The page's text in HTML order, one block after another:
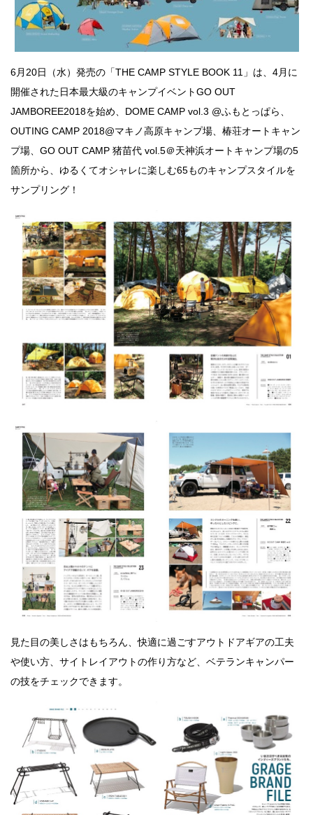
6月20日（水）発売の「THE CAMP STYLE BOOK 11」は、4月に
開催された日本最大級のキャンプイベントGO OUT
JAMBOREE2018を始め、DOME CAMP vol.3 @ふもとっぱら、
OUTING CAMP 2018@マキノ高原キャンプ場、椿荘オートキャン
プ場、GO OUT CAMP 猪苗代 vol.5＠天神浜オートキャンプ場の5
箇所から、 ゆるくてオシャレに楽しむ65ものキャンプスタイルを
サンプリング！
見た目の美しさはもちろん、快適に過ごすアウトドアギアの工夫
や使い方、サイトレイアウトの作り方など、ベテランキャンパー
の技をチェックできます。